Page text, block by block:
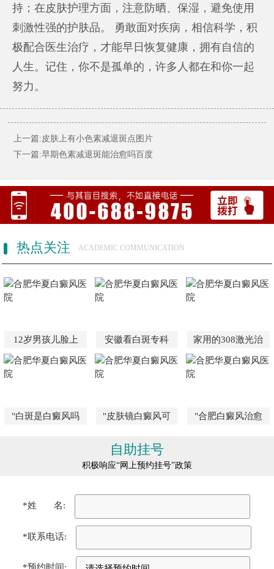
持；在皮肤护理方面，注意防晒、保湿，避免使用
刺激性强的护肤品。 勇敢面对疾病，相信科学，积
极配合医生治疗，才能早日恢复健康，拥有自信的
人生。记住，你不是孤单的，许多人都在和你一起
努力。
上一篇:皮肤上有小色素减退斑点图片
下一篇:早期色素减退斑能治愈吗百度
热点关注 ACADEMIC COMMUNICATION
12岁男孩儿脸上 安徽看白斑专科 家用的308激光治
"白斑是白癜风吗 "皮肤镜白癜风可 "合肥白癜风治愈
自助挂号
积极响应“网上预约挂号”政策
*姓 名:
*联系电话: